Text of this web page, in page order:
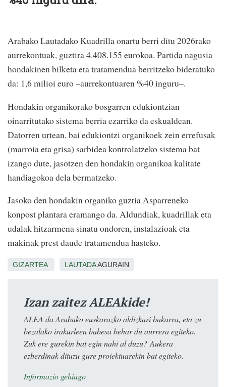
Arabako Lautadako Kuadrilla onartu berri ditu 2026rako
aurrekontuak, guztira 4.408.155 eurokoa. Partida nagusia
hondakinen bilketa eta tratamendua berritzeko bideratuko
da: 1,6 milioi euro –aurrekontuaren %40 inguru–.
Hondakin organikorako bosgarren edukiontzian
oinarritutako sistema berria ezarriko da eskualdean.
Datorren urtean, bai edukiontzi organikoek zein errefusak
(marroia eta grisa) sarbidea kontrolatzeko sistema bat
izango dute, jasotzen den hondakin organikoa kalitate
handiagokoa dela bermatzeko.
Jasoko den hondakin organiko guztia Asparreneko
konpost plantara eramango da. Aldundiak, kuadrillak eta
udalak hitzarmena sinatu ondoren, instalazioak eta
makinak prest daude tratamendua hasteko.
GIZARTEA LAUTADAAGURAIN
Izan zaitez ALEAkide!
ALEA da Arabako euskarazko aldizkari bakarra, eta zu
bezalako irakurleen babesa behar du aurrera egiteko.
Zuk ere gurekin bat egin nahi al duzu? Aukera
ezberdinak dituzu gure proiektuarekin bat egiteko.
Informazio gehiago